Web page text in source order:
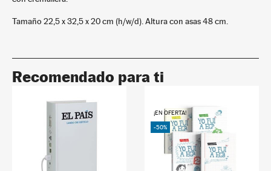
Tamaño 22,5 x 32,5 x 20 cm (h/w/d). Altura con asas 48 cm.
Recomendado para ti
¡EN OFERTA!
-50%